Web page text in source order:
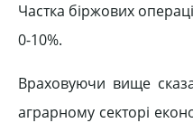
Частка біржових
0-10%.
Враховуючи вище
аграрному секторі